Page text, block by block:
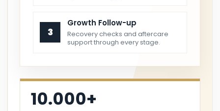
3
Growth Follow-up
Recovery checks and aftercare
support through every stage.
10.000+